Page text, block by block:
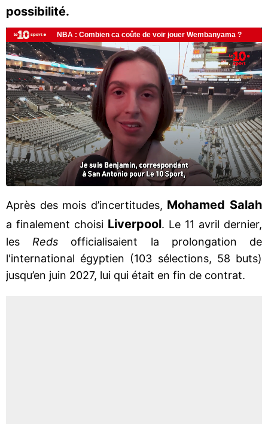
possibilité.
Après des mois d’incertitudes, Mohamed Salah
a finalement choisi Liverpool. Le 11 avril dernier,
les Reds officialisaient la prolongation de
l'international égyptien (103 sélections, 58 buts)
jusqu’en juin 2027, lui qui était en fin de contrat.